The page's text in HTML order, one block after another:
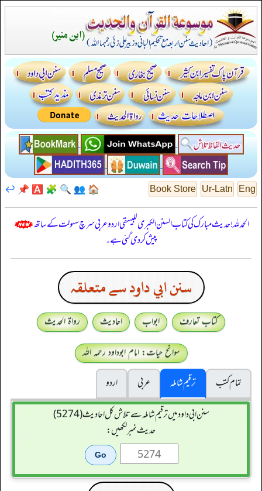
Eng
Ur-Latn
Book Store
🏠
👥
🔍
🧩
🅰️
📌
↩️
الحمدللہ! حدیث مبارک کی کتاب السنن الكبرى للبيهقي اردو عربی سرچ سہولت کے ساتھ
پیش کر دی گئی ہے۔
سنن ابي داود سے متعلقہ
کتاب تعارف ابواب احادیث
رواۃ الحدیث
سوانح حیات: امام ابوداود رحمہ اللہ
تمام کتب
ترقیم شاملہ عربی
اردو
سنن ابي داود میں ترقیم شاملہ سے تلاش کل احادیث (5274)
حدیث نمبر لکھیں: